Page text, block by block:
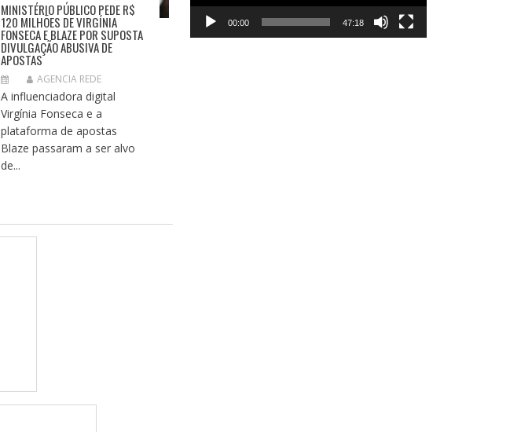
MINISTÉRIO PÚBLICO PEDE R$
120 MILHÕES DE VIRGÍNIA
FONSECA E BLAZE POR SUPOSTA
DIVULGAÇÃO ABUSIVA DE
APOSTAS
AGENCIA REDE
A influenciadora digital
Virgínia Fonseca e a
plataforma de apostas
Blaze passaram a ser alvo
de...
00:00 47:18